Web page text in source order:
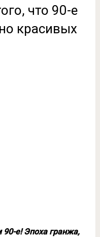
что 90-е
красивых
е! Эпоха гранжа,